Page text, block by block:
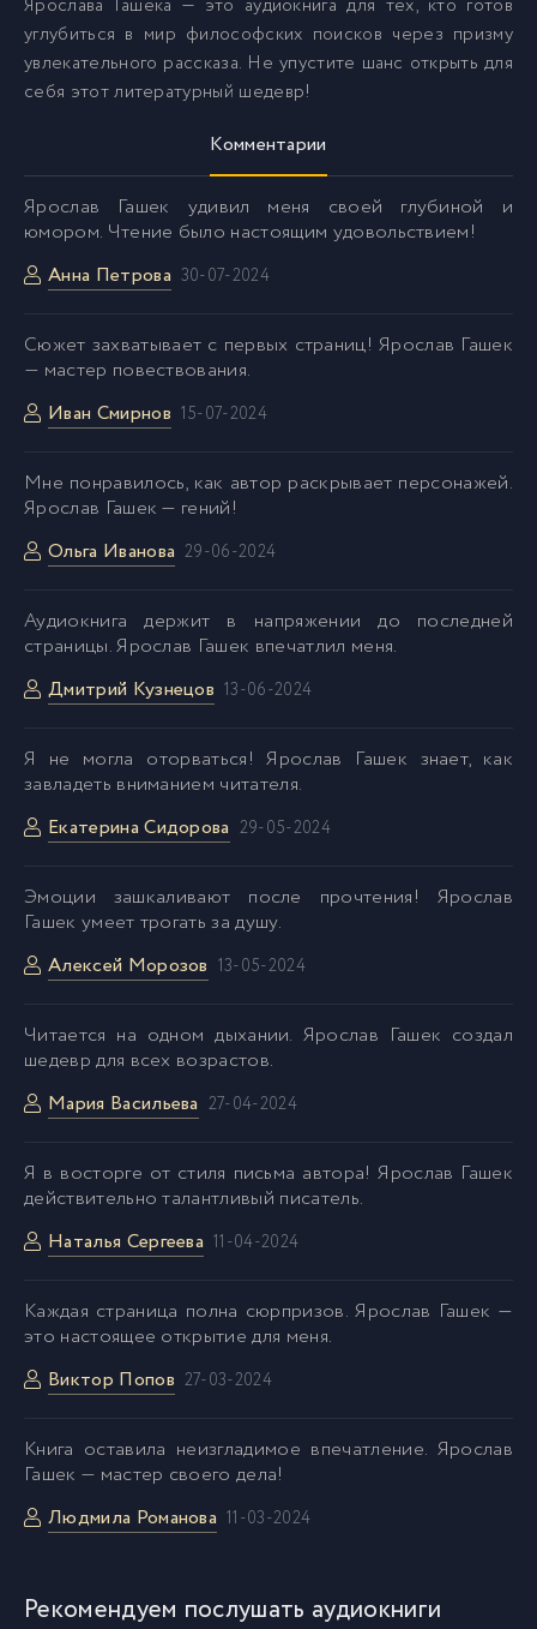
Ярослава Гашека — это аудиокнига для тех, кто готов
углубиться в мир философских поисков через призму
увлекательного рассказа. Не упустите шанс открыть для
себя этот литературный шедевр!
Комментарии
Ярослав Гашек удивил меня своей глубиной и
юмором. Чтение было настоящим удовольствием!
Анна Петрова 30-07-2024
Сюжет захватывает с первых страниц! Ярослав Гашек
— мастер повествования.
Иван Смирнов 15-07-2024
Мне понравилось, как автор раскрывает персонажей.
Ярослав Гашек — гений!
Ольга Иванова 29-06-2024
Аудиокнига держит в напряжении до последней
страницы. Ярослав Гашек впечатлил меня.
Дмитрий Кузнецов 13-06-2024
Я не могла оторваться! Ярослав Гашек знает, как
завладеть вниманием читателя.
Екатерина Сидорова 29-05-2024
Эмоции зашкаливают после прочтения! Ярослав
Гашек умеет трогать за душу.
Алексей Морозов 13-05-2024
Читается на одном дыхании. Ярослав Гашек создал
шедевр для всех возрастов.
Мария Васильева 27-04-2024
Я в восторге от стиля письма автора! Ярослав Гашек
действительно талантливый писатель.
Наталья Сергеева 11-04-2024
Каждая страница полна сюрпризов. Ярослав Гашек —
это настоящее открытие для меня.
Виктор Попов 27-03-2024
Kнига оставила неизгладимое впечатление. Ярослав
Гашек — мастер своего дела!
Людмила Романова 11-03-2024
Рекомендуем послушать аудиокниги